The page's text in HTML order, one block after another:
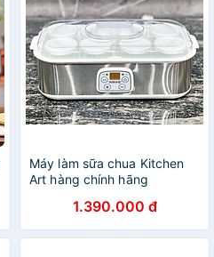
Máy làm sữa chua Kitchen
Art hàng chính hãng
1.390.000 đ